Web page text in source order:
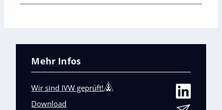
Mehr Infos
Wir sind IVW geprüft!
Download